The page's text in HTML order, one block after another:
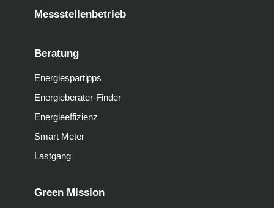
Messstellenbetrieb
Beratung
Energiespartipps
Energieberater-Finder
Energieeffizienz
Smart Meter
Lastgang
Green Mission